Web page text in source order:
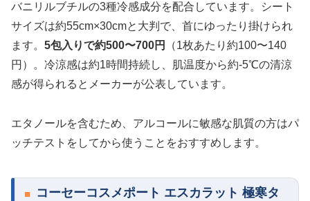
バニリルブチルの3種冷感成分を配合しています。シート
サイズは約55cm×30cmと大判で、首にゆったり掛けられ
ます。 5包入りで約500〜700円
（1枚あたり約100〜140
円）。冷涼感は約1時間持続し、肌温度から約-5℃の清涼
感が得られるとメーカーが公表しています。
エタノールを含むため、アルコールに敏感な肌質の方はパ
ッチテストをしてから使うことをおすすめします。
コーセーコスメポート エスカラット 極寒タ